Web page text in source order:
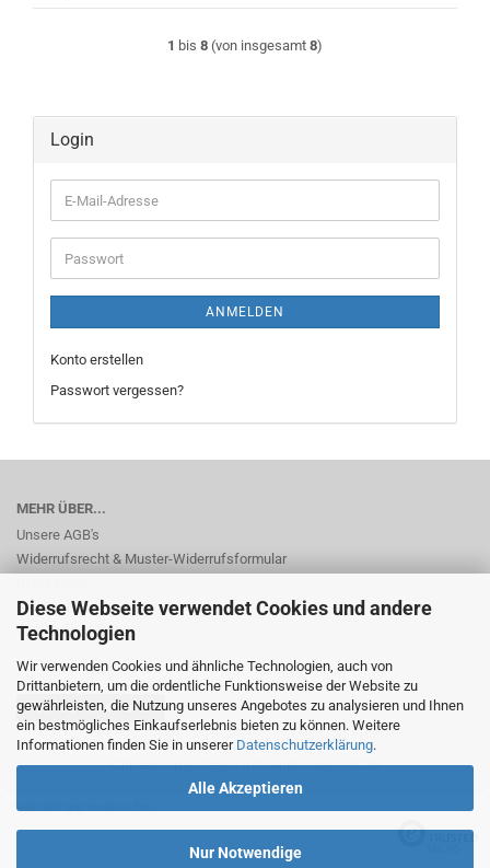
Diese Webseite verwendet Cookies und andere
Technologien
Wir verwenden Cookies und ähnliche Technologien, auch von
Drittanbietern, um die ordentliche Funktionsweise der Website zu
gewährleisten, die Nutzung unseres Angebotes zu analysieren und Ihnen
ein bestmögliches Einkaufserlebnis bieten zu können. Weitere
Informationen finden Sie in unserer Datenschutzerklärung.
Alle Akzeptieren
Nur Notwendige
1 bis 8 (von insgesamt 8)
Login
E-
Mail-
Adresse
Passwort
ANMELDEN
Konto erstellen
Passwort vergessen?
MEHR ÜBER...
Unsere AGB's
Widerrufsrecht & Muster-Widerrufsformular
Privatsphäre und Datenschutz
Cookie Einstellungen
Vertrag widerrufen
Onlineshop erstellenmit Gambio.de © 2026
Selected top reviews for